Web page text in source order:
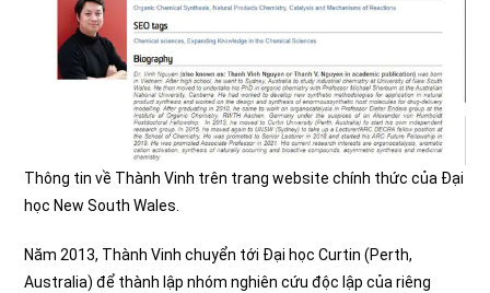
Thông tin về Thành Vinh trên trang website chính thức của Đại
học New South Wales.
Năm 2013, Thành Vinh chuyển tới Đại học Curtin (Perth,
Australia) để thành lập nhóm nghiên cứu độc lập của riêng